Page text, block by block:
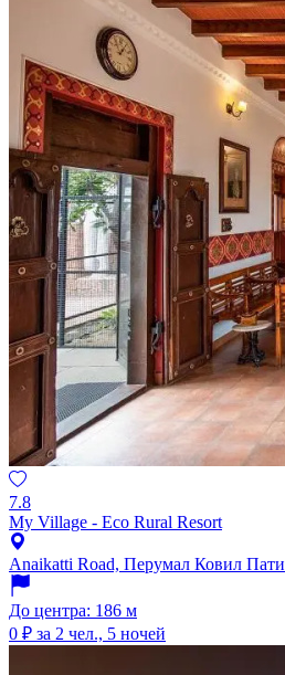
7.8
My Village - Eco Rural Resort
Anaikatti Road, Перумал Ковил Пати
До центра: 186 м
0 ₽ за 2 чел., 5 ночей